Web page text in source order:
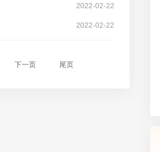
2022-02-22
2022-02-22
下一页 尾页